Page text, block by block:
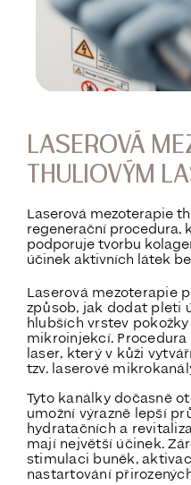
LASEROVÁ
THULIOVÝM
Laserová mezoterapie
regenerační procedura,
podporuje tvorbu
účinek aktivních látek
Laserová mezoterapie
způsob, jak dodat pleti
hlubších vrstev pokožky
mikroinjekcí. Procedura
laser, který v kůži
tzv. laserové
Tyto kanálky dočasně
umožní výrazně lepší
hydratačních a
mají největší účinek.
stimulaci buněk,
nastartování